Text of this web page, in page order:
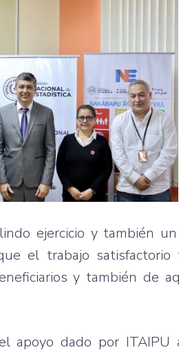
ejercicio y también
el trabajo
y también de
apoyo dado por